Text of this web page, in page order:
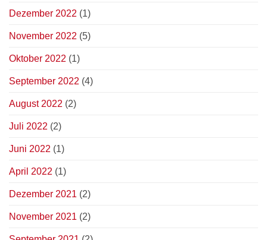
Dezember 2022 (1)
November 2022 (5)
Oktober 2022 (1)
September 2022 (4)
August 2022 (2)
Juli 2022 (2)
Juni 2022 (1)
April 2022 (1)
Dezember 2021 (2)
November 2021 (2)